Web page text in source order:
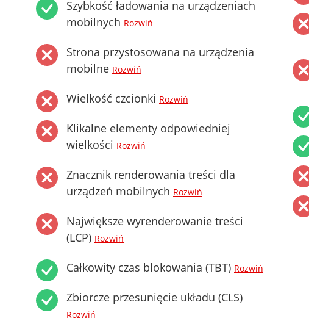
Szybkość ładowania na urządzeniach
mobilnych Rozwiń
Strona przystosowana na urządzenia
mobilne Rozwiń
Wielkość czcionki Rozwiń
Klikalne elementy odpowiedniej
wielkości Rozwiń
Znacznik renderowania treści dla
urządzeń mobilnych Rozwiń
Największe wyrenderowanie treści
(LCP) Rozwiń
Całkowity czas blokowania (TBT) Rozwiń
Zbiorcze przesunięcie układu (CLS)
Rozwiń